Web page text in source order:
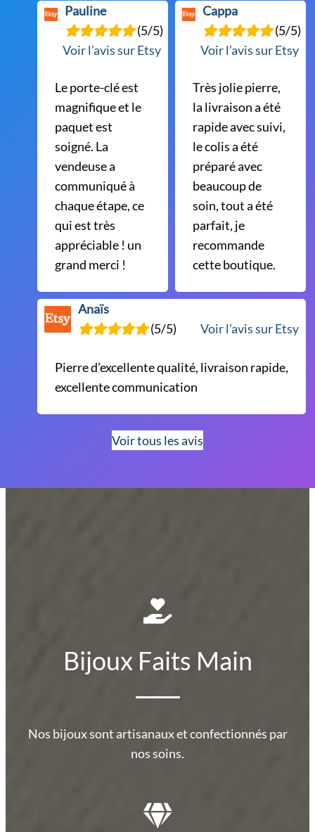
Pauline
(5/5)
Voir l’avis sur Etsy
Le porte-clé est
magnifique et le
paquet est
soigné. La
vendeuse a
communiqué à
chaque étape, ce
qui est très
appréciable ! un
grand merci !
Cappa
(5/5)
Voir l’avis sur Etsy
Très jolie pierre,
la livraison a été
rapide avec suivi,
le colis a été
préparé avec
beaucoup de
soin, tout a été
parfait, je
recommande
cette boutique.
Anaïs
(5/5)
Voir l’avis sur Etsy
Pierre d’excellente qualité, livraison rapide,
excellente communication
Voir tous les avis
Bijoux Faits Main
Nos bijoux sont artisanaux et confectionnés par
nos soins.